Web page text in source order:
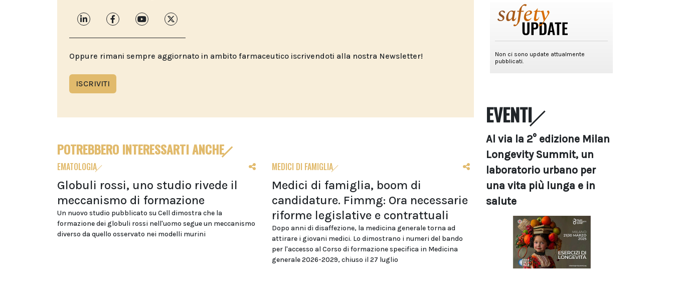
Oppure rimani sempre aggiornato in ambito farmaceutico iscrivendoti alla nostra Newsletter!
ISCRIVITI
POTREBBERO INTERESSARTI ANCHE
EMATOLOGIA
Globuli rossi, uno studio rivede il
meccanismo di formazione
Un nuovo studio pubblicato su Cell dimostra che la
formazione dei globuli rossi nell'uomo segue un meccanismo
diverso da quello osservato nei modelli murini
MEDICI DI FAMIGLIA
Medici di famiglia, boom di
candidature. Fimmg: Ora necessarie
riforme legislative e contrattuali
Dopo anni di disaffezione, la medicina generale torna ad
attirare i giovani medici. Lo dimostrano i numeri del bando
per l'accesso al Corso di formazione specifica in Medicina
generale 2026-2029, chiuso il 27 luglio
EVENTI
Al via la 2° edizione Milan
Longevity Summit, un
laboratorio urbano per
una vita più lunga e in
salute